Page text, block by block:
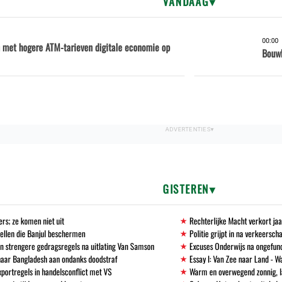
hogere ATM-tarieven digitale economie op
00:00
GISTEREN
ze komen niet uit
Rechterlijke Macht verkort
die Banjul beschermen
Politie grijpt in na
gedragsregels na uitlating Van Samson
Excuses Onderwijs na
Bangladesh aan ondanks doodstraf
Essay I: Van Zee naar Land -
in handelsconflict met VS
Warm en overwegend